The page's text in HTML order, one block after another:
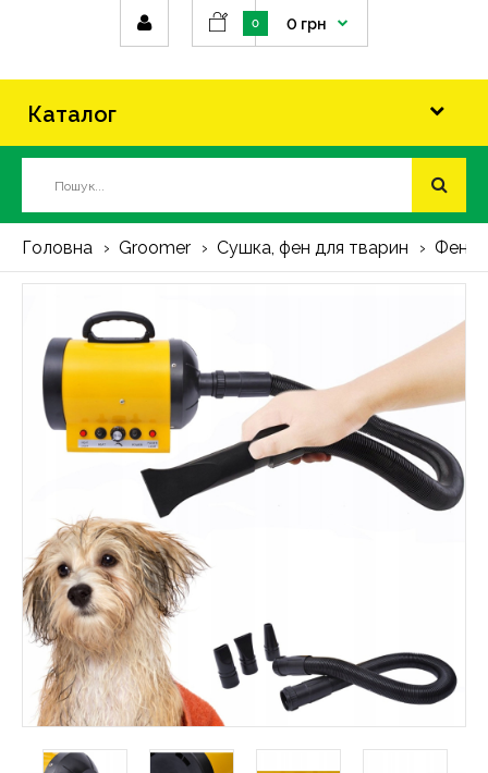
0 0 грн
Каталог
Головна Groomer Сушка, фен для тварин Фен,